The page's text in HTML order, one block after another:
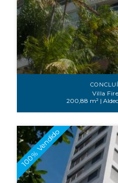
Villa
200,88 m² |
100% Vendido